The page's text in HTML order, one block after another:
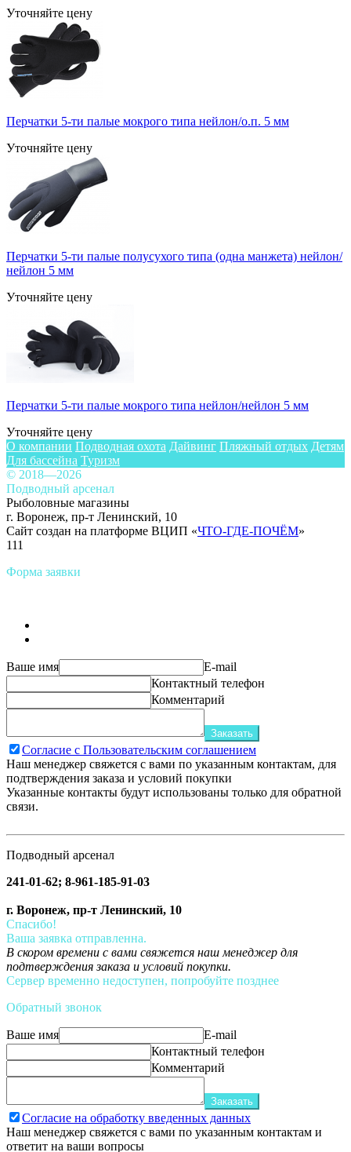
Уточняйте цену
Перчатки 5-ти палые мокрого типа нейлон/о.п. 5 мм
Уточняйте цену
Перчатки 5-ти палые полусухого типа (одна манжета) нейлон/
нейлон 5 мм
Уточняйте цену
Перчатки 5-ти палые мокрого типа нейлон/нейлон 5 мм
Уточняйте цену
О компании Подводная охота Дайвинг Пляжный отдых Детям
Для бассейна Туризм
© 2018—2026
Подводный арсенал
Рыболовные магазины
г. Воронеж, пр-т Ленинский, 10
Сайт создан на платформе ВЦИП «ЧТО-ГДЕ-ПОЧЁМ»
111
Форма заявки
Ваше имя
E-mail
Контактный телефон
Комментарий
Заказать
Согласие с Пользовательским соглашением
Наш менеджер свяжется с вами по указанным контактам, для
подтверждения заказа и условий покупки
Указанные контакты будут использованы только для обратной
связи.
Подводный арсенал
241-01-62; 8-961-185-91-03
г. Воронеж, пр-т Ленинский, 10
Спасибо!
Ваша заявка отправленна.
В скором времени с вами свяжется наш менеджер для
подтверждения заказа и условий покупки.
Сервер временно недоступен, попробуйте позднее
Обратный звонок
Ваше имя
E-mail
Контактный телефон
Комментарий
Заказать
Согласие на обработку введенных данных
Наш менеджер свяжется с вами по указанным контактам и
ответит на ваши вопросы